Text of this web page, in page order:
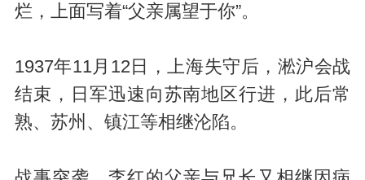
烂，上面写着“父亲属望于你”。
1937年11月12日，上海失守后，淞沪会战
结束，日军迅速向苏南地区行进，此后常
熟、苏州、镇江等相继沦陷。